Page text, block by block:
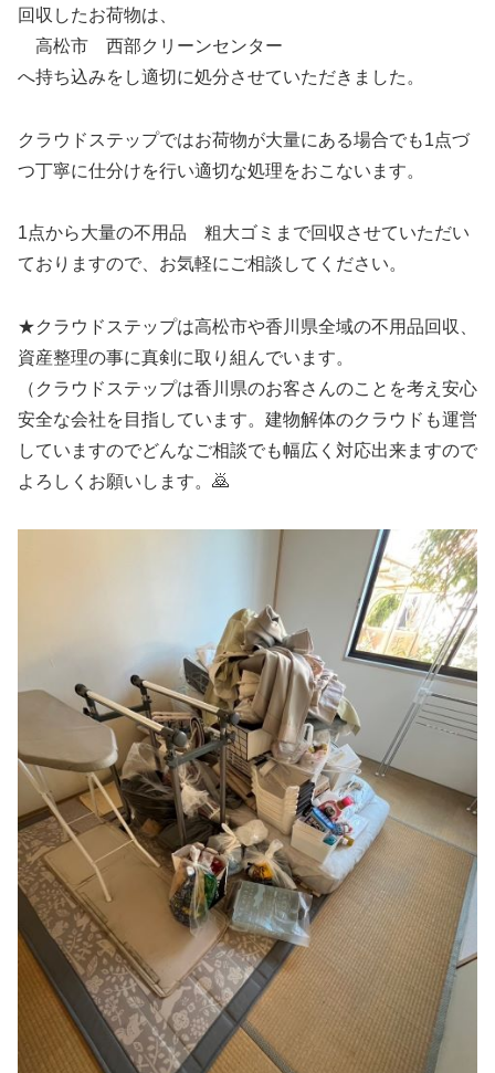
回収したお荷物は、
高松市 西部クリーンセンター
へ持ち込みをし適切に処分させていただきました。
クラウドステップではお荷物が大量にある場合でも1点づ
つ丁寧に仕分けを行い適切な処理をおこないます。
1点から大量の不用品 粗大ゴミまで回収させていただい
ておりますので、お気軽にご相談してください。
★クラウドステップは高松市や香川県全域の不用品回収、
資産整理の事に真剣に取り組んでいます。
（クラウドステップは香川県のお客さんのことを考え安心
安全な会社を目指しています。建物解体のクラウドも運営
していますのでどんなご相談でも幅広く対応出来ますので
よろしくお願いします。🙇